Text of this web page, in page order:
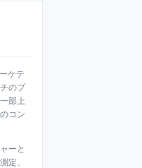
ケテ
のプ
部上
コン
ーと
定、